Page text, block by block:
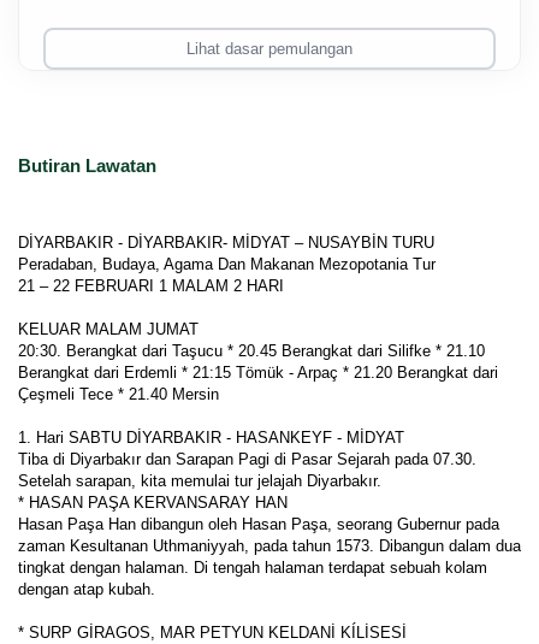
Butiran Lawatan
DİYARBAKIR - DİYARBAKIR- MİDYAT – NUSAYBİN TURU
Peradaban, Budaya, Agama Dan Makanan Mezopotania Tur
21 – 22 FEBRUARI 1 MALAM 2 HARI
KELUAR MALAM JUMAT
20:30. Berangkat dari Taşucu * 20.45 Berangkat dari Silifke * 21.10
Berangkat dari Erdemli * 21:15 Tömük - Arpaç * 21.20 Berangkat dari
Çeşmeli Tece * 21.40 Mersin
1. Hari SABTU DİYARBAKIR - HASANKEYF - MİDYAT
Tiba di Diyarbakır dan Sarapan Pagi di Pasar Sejarah pada 07.30.
Setelah sarapan, kita memulai tur jelajah Diyarbakır.
* HASAN PAŞA KERVANSARAY HAN
Hasan Paşa Han dibangun oleh Hasan Paşa, seorang Gubernur pada
zaman Kesultanan Uthmaniyyah, pada tahun 1573. Dibangun dalam dua
tingkat dengan halaman. Di tengah halaman terdapat sebuah kolam
dengan atap kubah.
* SURP GİRAGOS, MAR PETYUN KELDANİ KÍLİSESİ
Lihat dasar pemulangan